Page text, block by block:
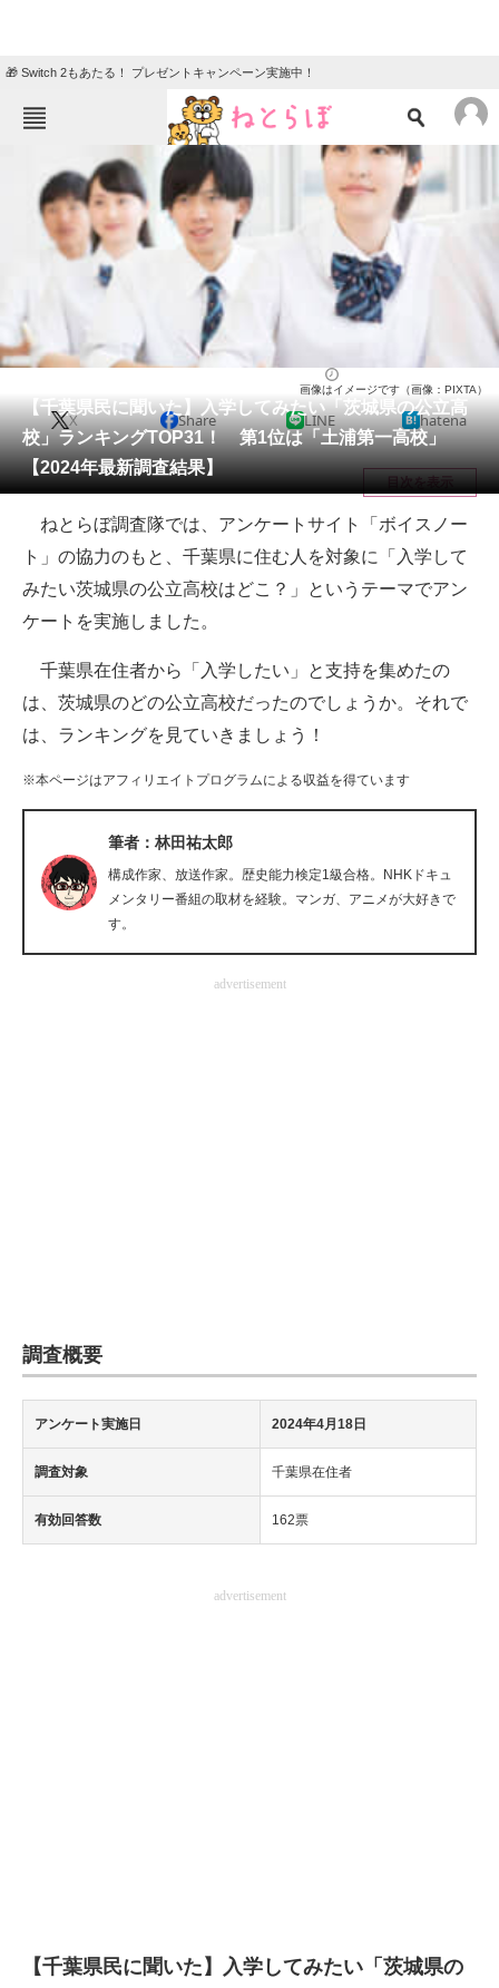
🎁 Switch 2もあたる！ プレゼントキャンペーン実施中！
エンタメ クイズ
住まい 教育・育児
動物 リサーチ
会員記事
メディア
注目記事を集めた総合ページ
ITの今と未来を見通す
スマホと通信の最新トレンド
好きが集まる 比べて選べる
ビジネスと働き方のヒント
AI活用のいまが分かる
企業ITのトレンドを詳説
経営リーダーのコミュニティ
マーケ×ITの今がよく分かる
ITエンジニア向け専門サイト
建設×テクノロジーの最前線
【千葉県民に聞いた】入学してみたい「茨城県の公立高
校」ランキングTOP31！ 第1位は「土浦第一高校」
【2024年最新調査結果】
画像はイメージです（画像：PIXTA）
X Share LINE hatena
目次を表示
ねとらぼ調査隊では、アンケートサイト「ボイスノー
ト」の協力のもと、千葉県に住む人を対象に「入学して
みたい茨城県の公立高校はどこ？」というテーマでアン
ケートを実施しました。
千葉県在住者から「入学したい」と支持を集めたの
は、茨城県のどの公立高校だったのでしょうか。それで
は、ランキングを見ていきましょう！
※本ページはアフィリエイトプログラムによる収益を得ています
筆者：林田祐太郎
構成作家、放送作家。歴史能力検定1級合格。NHKドキュ
メンタリー番組の取材を経験。マンガ、アニメが大好きで
す。
advertisement
調査概要
アンケート実施日 2024年4月18日
調査対象 千葉県在住者
有効回答数 162票
advertisement
【千葉県民に聞いた】入学してみたい「茨城県の